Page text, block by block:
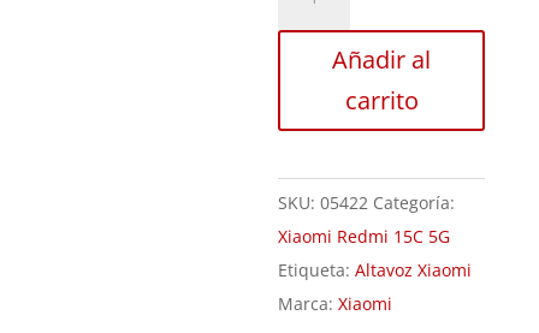
Xiaomi
cantidad
Añadir al
carrito
SKU:05422 Categoría:
Xiaomi Redmi 15C 5G
Etiqueta:Altavoz Xiaomi
Marca:Xiaomi